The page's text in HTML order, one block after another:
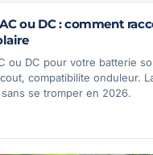
ou DC : comment
ou DC pour votre batterie
compatibilite onduleur.
se tromper en 2026.